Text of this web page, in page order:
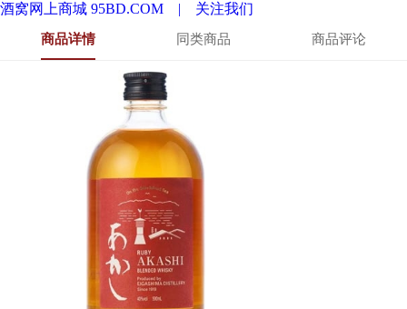
酒窝网上商城 95BD.COM | 关注我们
商品详情 同类商品 商品评论